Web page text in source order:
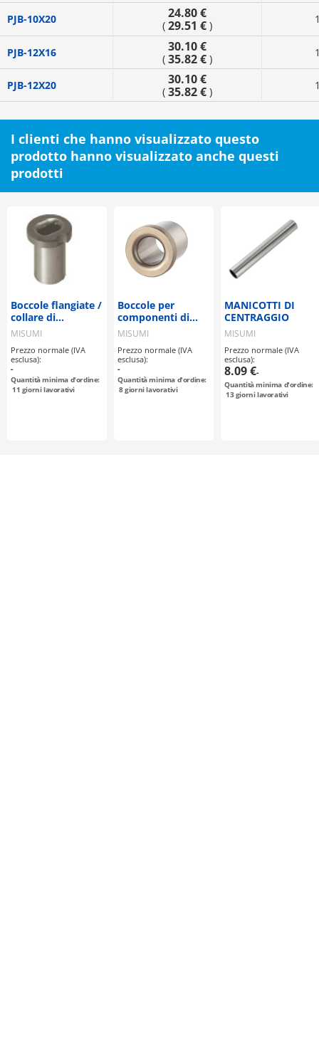
PJB-10X20 24.80 €
( 29.51 € )
PJB-12X16 30.10 €
( 35.82 € )
PJB-12X20 30.10 €
( 35.82 € )
I clienti che hanno visualizzato questo
prodotto hanno visualizzato anche questi
prodotti
Boccole flangiate /
collare di
centraggio / foro
ovale H7 / acciaio
/ 56HRC-60HRC
MISUMI
Prezzo normale (IVA
esclusa):
-
Quantità minima d'ordine:
11 giorni lavorativi
Boccole per
componenti di
controllo / Con
spallamento
MISUMI
Prezzo normale (IVA
esclusa):
-
Quantità minima d'ordine:
8giorni lavorativi
MANICOTTI DI
CENTRAGGIO
MISUMI
Prezzo normale (IVA
esclusa):
8.09 €-
Quantità minima d'ordine:
13giorni lavorativi